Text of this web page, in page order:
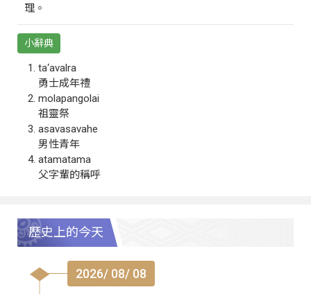
理。
小辭典
ta‘avalra
勇士成年禮
molapangolai
祖靈祭
asavasavahe
男性青年
atamatama
父字輩的稱呼
歷史上的今天
2026/ 08/ 08